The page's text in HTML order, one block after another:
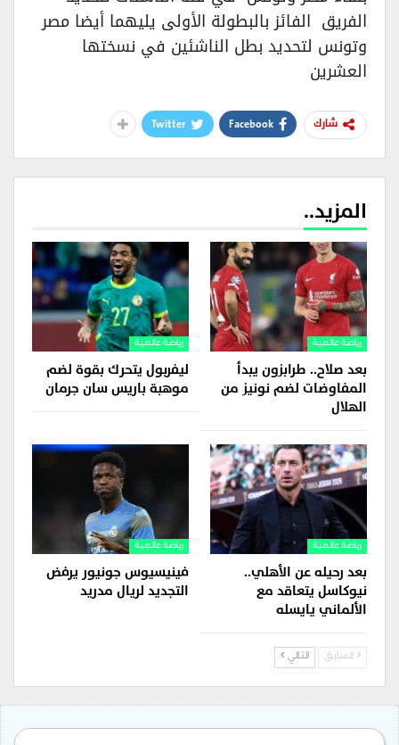
الفريق الفائز بالبطولة الأولى يليهما أيضا مصر
وتونس لتحديد بطل الناشئين في نسختها
العشرين
شارك Facebook
Twitter
المزيد..
رياضة عالمية
بعد صلاح.. طرابزون يبدأ
المفاوضات لضم نونيز من
الهلال
رياضة عالمية
ليفربول يتحرك بقوة لضم
موهبة باريس سان جرمان
رياضة عالمية
بعد رحيله عن الأهلي..
نيوكاسل يتعاقد مع
الألماني يايسله
رياضة عالمية
فينيسيوس جونيور يرفض
التجديد لريال مدريد
السابق التالي